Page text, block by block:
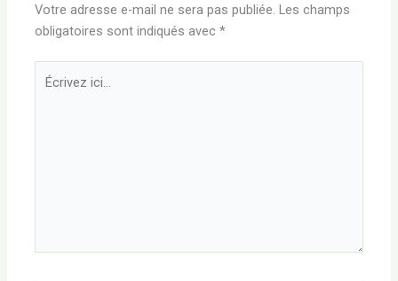
Votre adresse e-mail ne sera pas publiée. Les champs
obligatoires sont indiqués avec*
Écrivez